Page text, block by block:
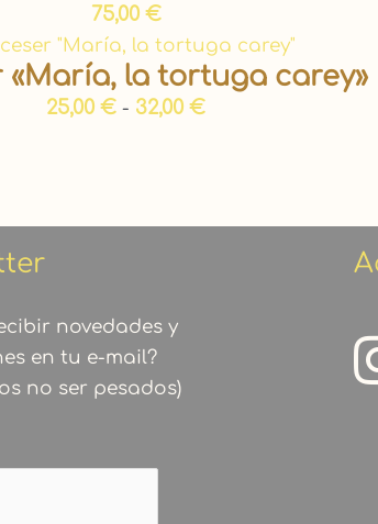
75,00 €
«María, la tortuga carey»
25,00 € - 32,00 €
novedades y
en tu e-mail?
no ser pesados)